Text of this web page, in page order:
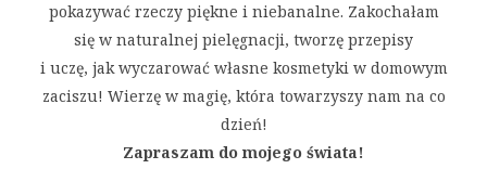
pokazywać rzeczy piękne i niebanalne. Zakochałam
się w naturalnej pielęgnacji, tworzę przepisy
i uczę, jak wyczarować własne kosmetyki w domowym
zaciszu! Wierzę w magię, która towarzyszy nam na co
dzień!
Zapraszam do mojego świata!